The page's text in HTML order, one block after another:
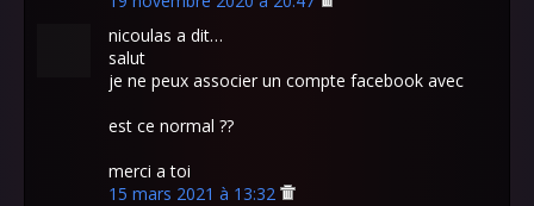
nicoulas a dit…
salut
je ne peux associer un compte facebook avec
est ce normal ??
merci a toi
15 mars 2021 à 13:32